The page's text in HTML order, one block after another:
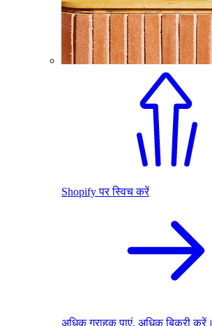
Shopify पर स्विच करें
अधिक ग्राहक पाएं. अधिक बिक्री करें।